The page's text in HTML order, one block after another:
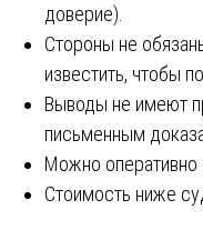
доверие).
Стороны не
известить, чтобы
Выводы не имеют
письменным
Можно оперативно
Стоимость ниже